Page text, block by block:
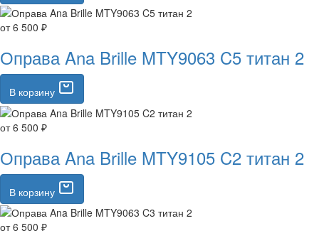
от 6 500 ₽
Оправа Ana Brille MTY9063 C5 титан 2
В корзину
от 6 500 ₽
Оправа Ana Brille MTY9105 C2 титан 2
В корзину
от 6 500 ₽